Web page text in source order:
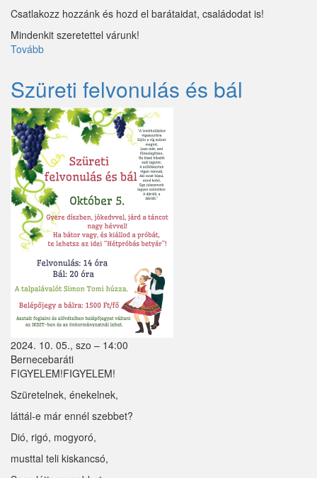
Csatlakozz hozzánk és hozd el barátaidat, családodat is!
Mindenkit szeretettel várunk!
Tovább
)
Szüreti felvonulás és bál
2024. 10. 05., szo – 14:00
Bernecebaráti
FIGYELEM!FIGYELEM!
Szüretelnek, énekelnek,
láttál-e már ennél szebbet?
Dió, rigó, mogyoró,
musttal teli kiskancsó,